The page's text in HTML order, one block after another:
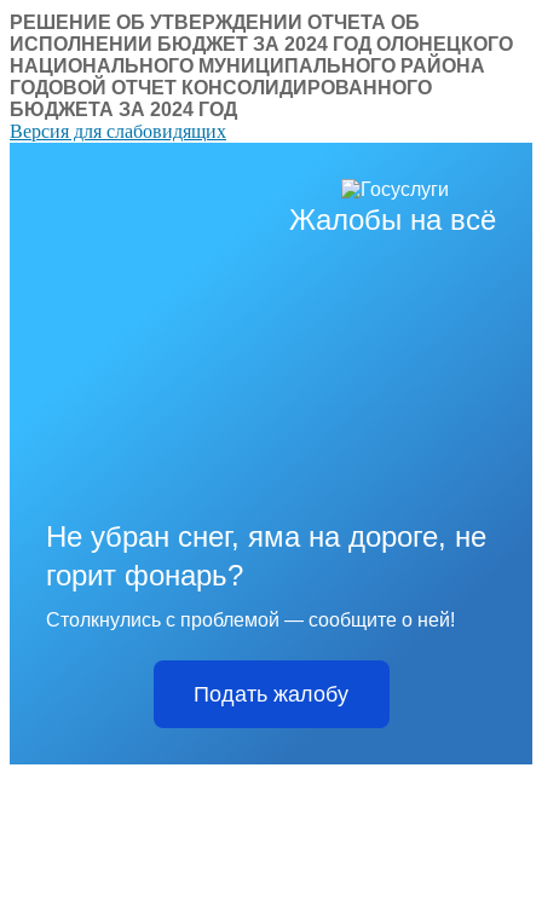
РЕШЕНИЕ ОБ УТВЕРЖДЕНИИ ОТЧЕТА ОБ
ИСПОЛНЕНИИ БЮДЖЕТ ЗА 2024 ГОД ОЛОНЕЦКОГО
НАЦИОНАЛЬНОГО МУНИЦИПАЛЬНОГО РАЙОНА
ГОДОВОЙ ОТЧЕТ КОНСОЛИДИРОВАННОГО
БЮДЖЕТА ЗА 2024 ГОД
Версия для слабовидящих
Жалобы на всё
Не убран снег, яма на дороге, не
горит фонарь?
Столкнулись с проблемой — сообщите о ней!
Подать жалобу